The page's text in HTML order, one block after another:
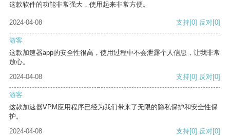
这款软件的功能非常强大，使用起来非常方便。
2024-04-08 支持[0] 反对[0]
游客
这款加速器app的安全性很高，使用过程中不会泄露个人信息，让我非常
放心。
2024-04-08
支持[0] 反对[0]
游客
这款加速器VPM应用程序已经为我们带来了无限的隐私保护和安全性保
护。
2024-04-08
支持[0] 反对[0]